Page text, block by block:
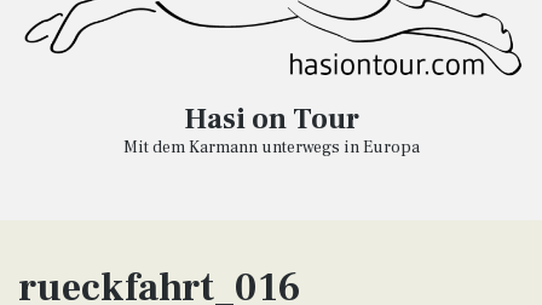
Hasi on Tour
Mit dem Karmann unterwegs in Europa
rueckfahrt_016